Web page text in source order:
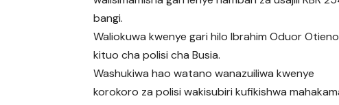
bangi.
Waliokuwa kwenye gari hilo Ibrahim Oduor
kituo cha polisi cha Busia.
Washukiwa hao watano wanazuiliwa kwenye
korokoro za polisi wakisubiri kufikishwa